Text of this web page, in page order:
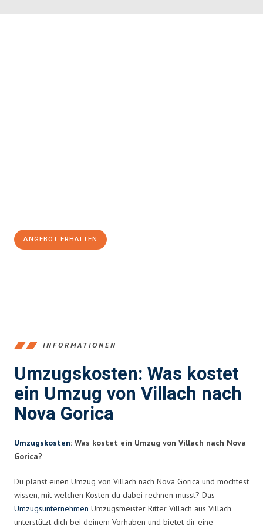
ANGEBOT ERHALTEN
INFORMATIONEN
Umzugskosten: Was kostet
ein Umzug von Villach nach
Nova Gorica
Umzugskosten: Was kostet ein Umzug von Villach nach Nova
Gorica?
Du planst einen Umzug von Villach nach Nova Gorica und möchtest
wissen, mit welchen Kosten du dabei rechnen musst? Das
Umzugsunternehmen Umzugsmeister Ritter Villach aus Villach
unterstützt dich bei deinem Vorhaben und bietet dir eine